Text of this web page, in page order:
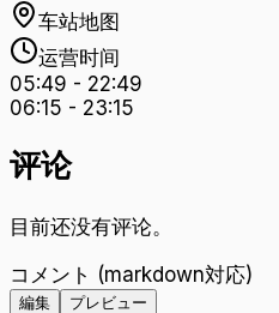
车站地图
运营时间
05:49 - 22:49
06:15 - 23:15
评论
目前还没有评论。
コメント (markdown対応)
編集 プレビュー